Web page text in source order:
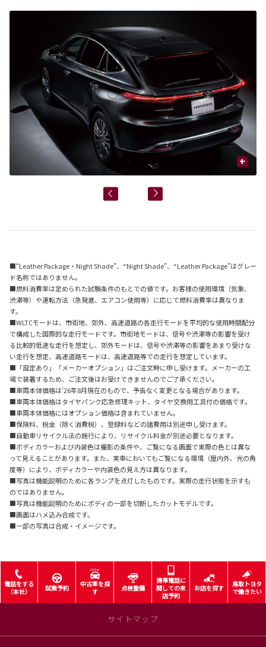
+
■“Leather Package・Night Shade”、“Night Shade”、“Leather Package”はグレー
ド名称ではありません。
■燃料消費率は定められた試験条件のもとでの値です。お客様の使用環境（気象、
渋滞等）や運転方法（急発進、エアコン使用等）に応じて燃料消費率は異なりま
す。
■WLTCモードは、市街地、郊外、高速道路の各走行モードを平均的な使用時間配分
で構成した国際的な走行モードです。市街地モードは、信号や渋滞等の影響を受け
る比較的低速な走行を想定し、郊外モードは、信号や渋滞等の影響をあまり受けな
い走行を想定、高速道路モードは、高速道路等での走行を想定しています。
■「設定あり」「メーカーオプション」はご注文時に申し受けます。メーカーの工
場で装着するため、ご注文後はお受けできませんのでご了承ください。
■車両本体価格は'26年8月現在のもので、予告なく変更となる場合があります。
■車両本体価格はタイヤパンク応急修理キット、タイヤ交換用工具付の価格です。
■車両本体価格にはオプション価格は含まれていません。
■保険料、税金（除く消費税）、登録料などの諸費用は別途申し受けます。
■自動車リサイクル法の施行により、リサイクル料金が別途必要となります。
■ボディカラーおよび内装色は撮影の条件や、ご覧になる画面で実際の色とは異な
って見えることがあります。また、実車においてもご覧になる環境（屋内外、光の角
度等）により、ボディカラーや内装色の見え方は異なります。
■写真は機能説明のために各ランプを点灯したものです。実際の走行状態を示すも
のではありません。
■写真は機能説明のためにボディの一部を切断したカットモデルです。
■画面はハメ込み合成です。
■一部の写真は合成・イメージです。
電話をする
（本社）
試乗予約
中古車を探
す
点検整備
携帯電話に
関しての来
店予約
お店を探す
鳥取トヨタ
で働きたい
サイトマップ